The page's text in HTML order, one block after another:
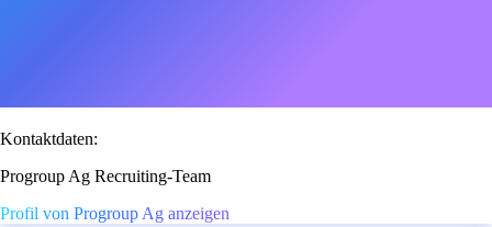
Kontaktdaten:
Progroup Ag Recruiting-Team
Profil von Progroup Ag anzeigen